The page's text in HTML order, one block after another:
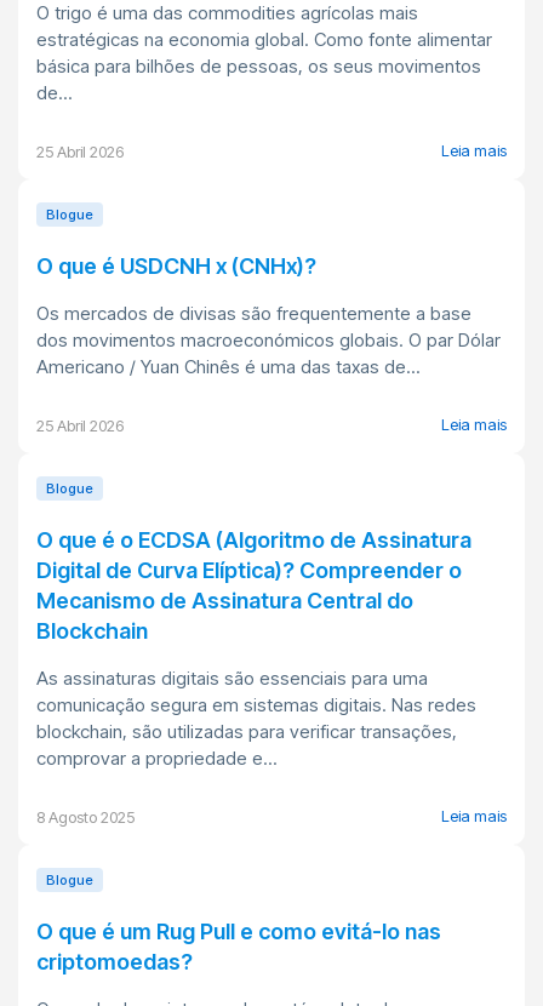
O trigo é uma das commodities agrícolas mais
estratégicas na economia global. Como fonte alimentar
básica para bilhões de pessoas, os seus movimentos
de...
25 Abril 2026 Leia mais
Blogue
O que é USDCNH x (CNHx)?
Os mercados de divisas são frequentemente a base
dos movimentos macroeconómicos globais. O par Dólar
Americano / Yuan Chinês é uma das taxas de...
25 Abril 2026 Leia mais
Blogue
O que é o ECDSA (Algoritmo de Assinatura
Digital de Curva Elíptica)? Compreender o
Mecanismo de Assinatura Central do
Blockchain
As assinaturas digitais são essenciais para uma
comunicação segura em sistemas digitais. Nas redes
blockchain, são utilizadas para verificar transações,
comprovar a propriedade e...
8 Agosto 2025 Leia mais
Blogue
O que é um Rug Pull e como evitá-lo nas
criptomoedas?